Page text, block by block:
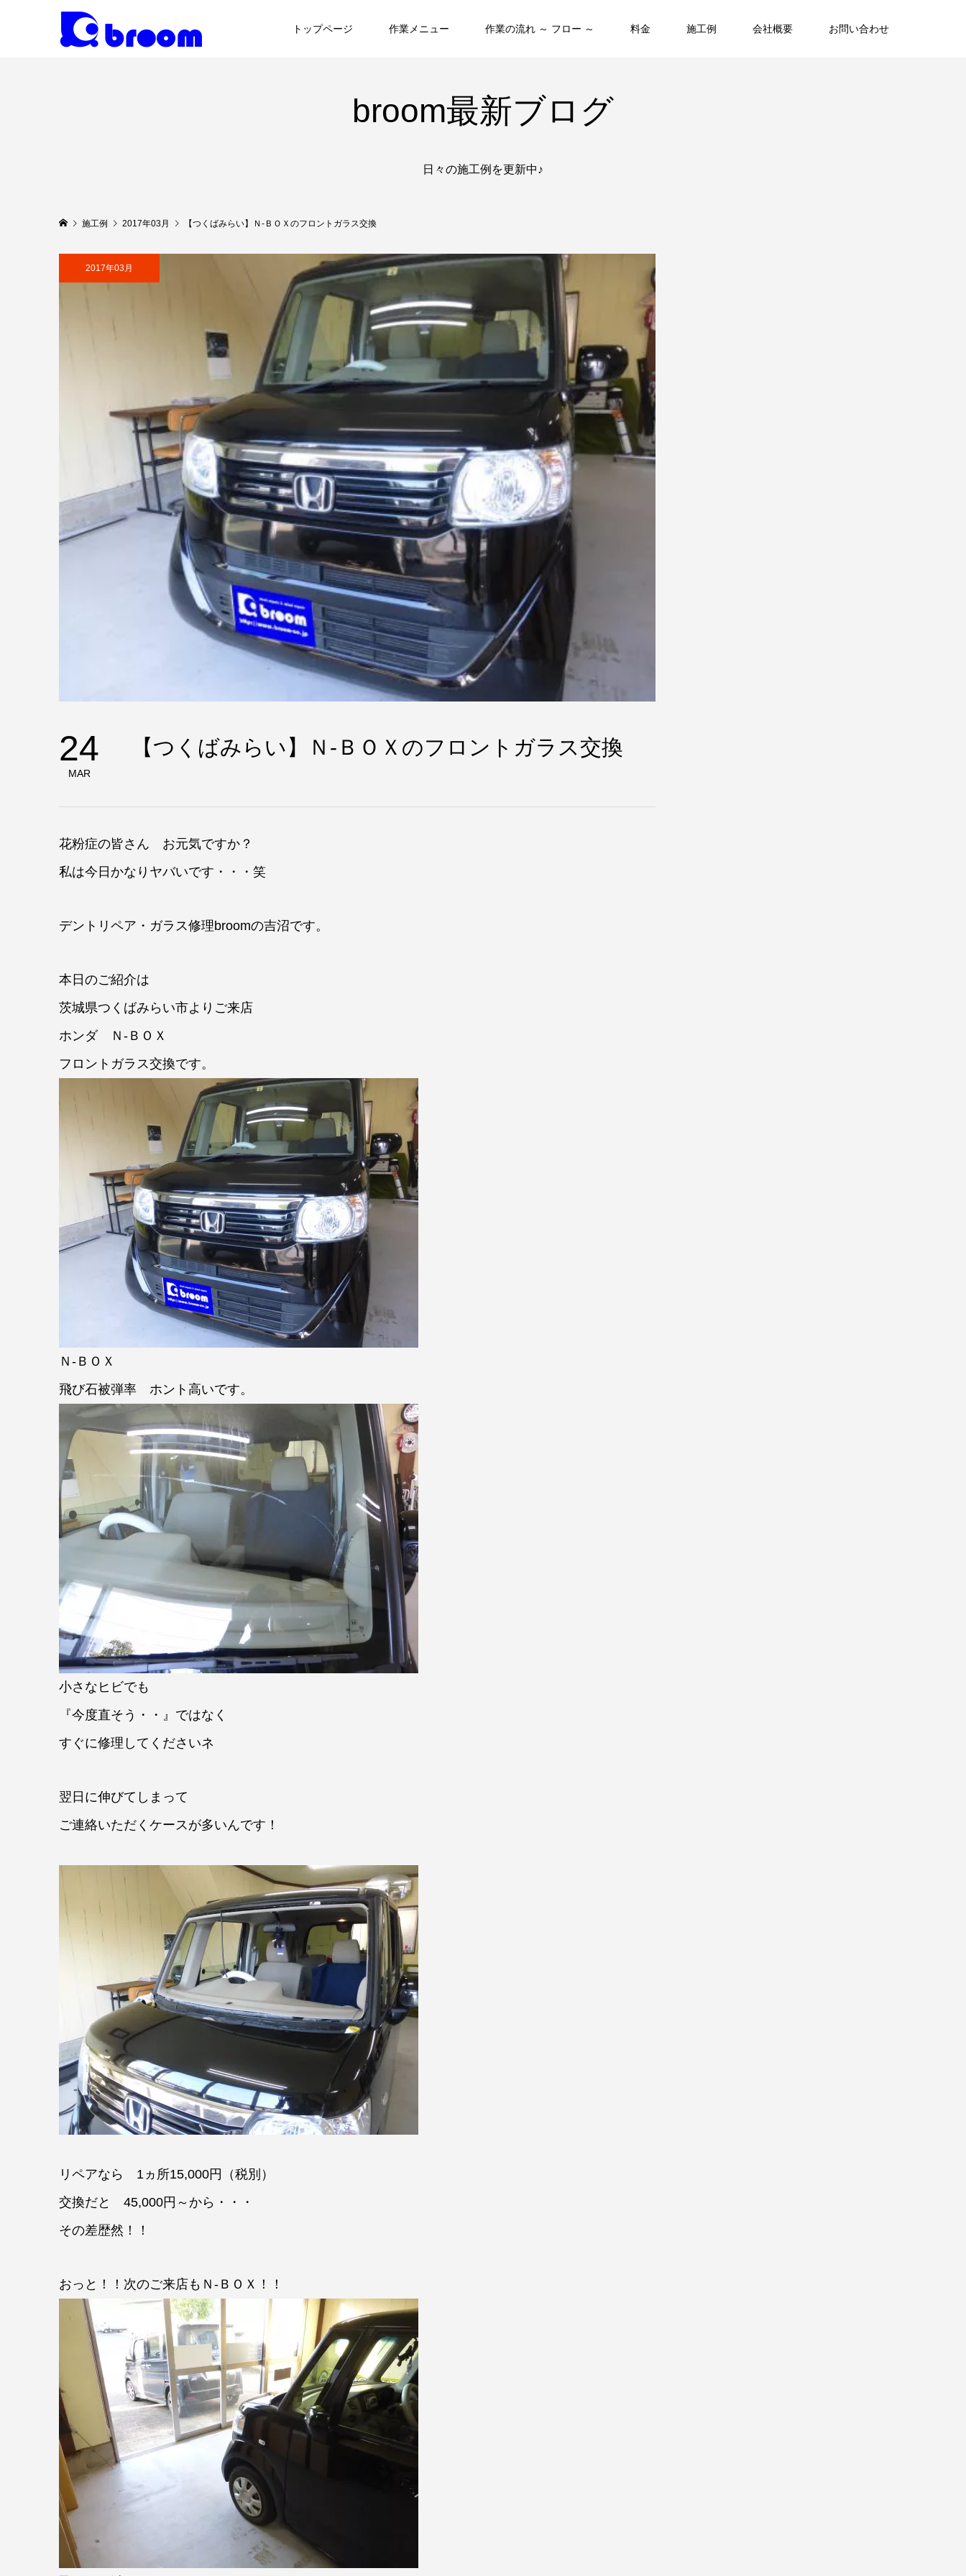
トップページ 作業メニュー 作業の流れ ～ フロー ～ 料金 施工例 会社概要 お問い合わせ
broom最新ブログ
日々の施工例を更新中♪
施工例 2017年03月 【つくばみらい】Ｎ-ＢＯＸのフロントガラス交換
2017年03月
24
MAR
【つくばみらい】Ｎ-ＢＯＸのフロントガラス交換
花粉症の皆さん お元気ですか？
私は今日かなりヤバいです・・・笑
デントリペア・ガラス修理broomの吉沼です。
本日のご紹介は
茨城県つくばみらい市よりご来店
ホンダ Ｎ-ＢＯＸ
フロントガラス交換です。
Ｎ-ＢＯＸ
飛び石被弾率 ホント高いです。
小さなヒビでも
『今度直そう・・』ではなく
すぐに修理してくださいネ
翌日に伸びてしまって
ご連絡いただくケースが多いんです！
リペアなら 1ヵ所15,000円（税別）
交換だと 45,000円～から・・・
その差歴然！！
おっと！！次のご来店もＮ-ＢＯＸ！！